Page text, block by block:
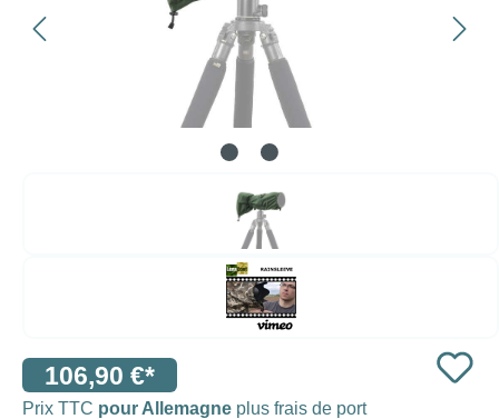
106,90 €*
Prix TTC pour Allemagne plus frais de port